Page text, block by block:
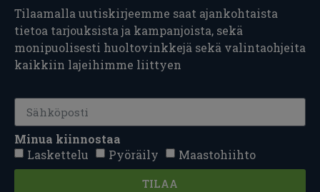
Tilaamalla uutiskirjeemme saat ajankohtaista
tietoa tarjouksista ja kampanjoista, sekä
monipuolisesti huoltovinkkejä sekä valintaohjeita
kaikkiin lajeihimme liittyen
Minua kiinnostaa
Laskettelu
Pyöräily Maastohiihto
TILAA